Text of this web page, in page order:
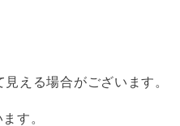
える場合がございます。
す。